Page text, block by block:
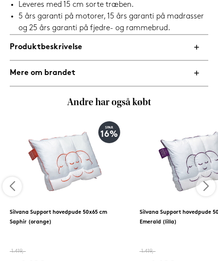
Leveres med 15 cm sorte træben.
5 års garanti på motorer, 15 års garanti på madrasser
og 25 års garanti på fjedre- og rammebrud.
Produktbeskrivelse
Mere om brandet
Andre har også købt
SPAR
16%
Silvana Support hovedpude 50x65 cm
Saphir (orange)
1.419,-
Silvana Support hovedpude
Emerald (lilla)
1.419,-